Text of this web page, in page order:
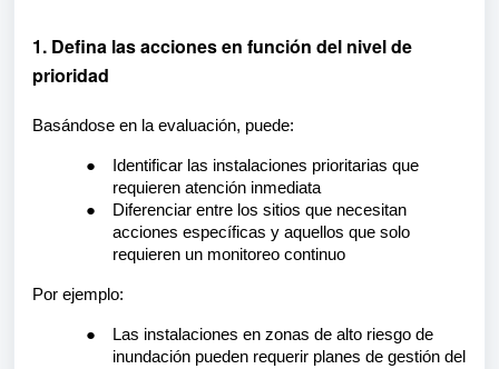
1. Defina las acciones en función del nivel de
prioridad
Basándose en la evaluación, puede:
●
Identificar las instalaciones prioritarias que
requieren atención inmediata
●
Diferenciar entre los sitios que necesitan
acciones específicas y aquellos que solo
requieren un monitoreo continuo
Por ejemplo:
●
Las instalaciones en zonas de alto riesgo de
inundación pueden requerir planes de gestión del